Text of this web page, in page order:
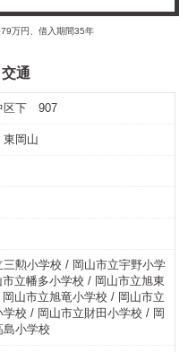
万円、借入期間35年
通
区下 907
岡山
三勲小学校 / 岡山市立宇野小学
立幡多小学校 / 岡山市立旭東
山市立旭竜小学校 / 岡山市立
学校 / 岡山市立財田小学校 / 岡
島小学校